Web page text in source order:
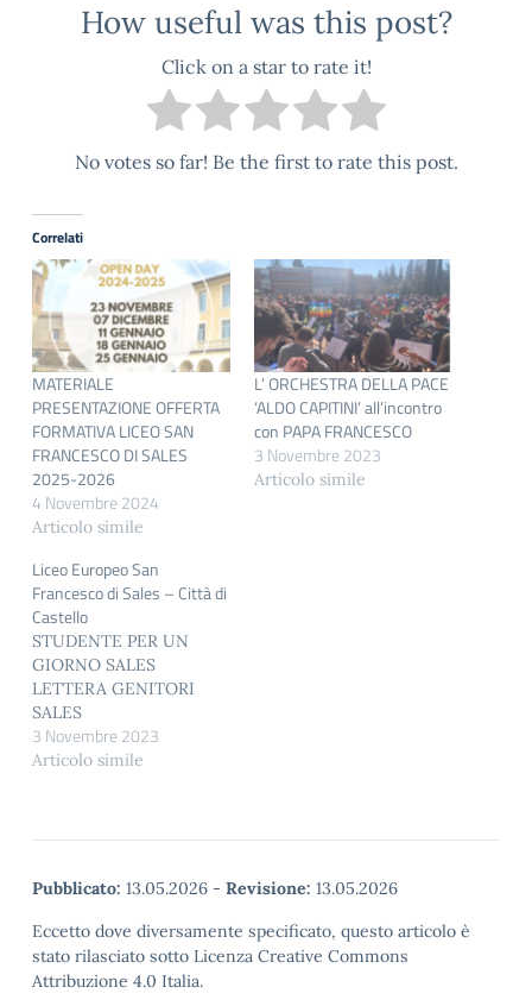
How useful was this post?
Click on a star to rate it!
No votes so far! Be the first to rate this post.
Correlati
MATERIALE
PRESENTAZIONE OFFERTA
FORMATIVA LICEO SAN
FRANCESCO DI SALES
2025-2026
4 Novembre 2024
Articolo simile
L’ ORCHESTRA DELLA PACE
‘ALDO CAPITINI’ all’incontro
con PAPA FRANCESCO
3 Novembre 2023
Articolo simile
Liceo Europeo San
Francesco di Sales – Città di
Castello
STUDENTE PER UN
GIORNO SALES
LETTERA GENITORI
SALES
3 Novembre 2023
Articolo simile
Pubblicato: 13.05.2026 - Revisione: 13.05.2026
Eccetto dove diversamente specificato, questo articolo è
stato rilasciato sotto Licenza Creative Commons
Attribuzione 4.0 Italia.